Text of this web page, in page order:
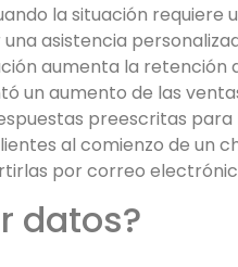
la situación requiere
asistencia
aumenta la
un aumento de las
preescritas
al comienzo de un
por correo
datos?